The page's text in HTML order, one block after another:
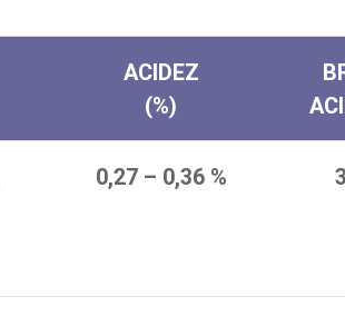
ACIDEZ
(%)
0,27 – 0,36 %